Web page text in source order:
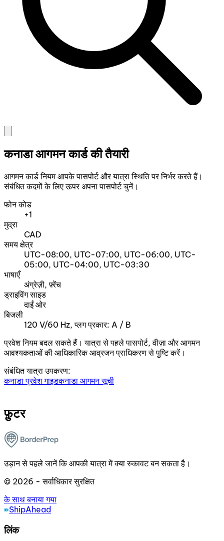
कनाडा आगमन कार्ड की तैयारी
आगमन कार्ड नियम आपके पासपोर्ट और यात्रा स्थिति पर निर्भर करते हैं।
संबंधित कदमों के लिए ऊपर अपना पासपोर्ट चुनें।
फोन कोड
+1
मुद्रा
CAD
समय क्षेत्र
UTC-08:00, UTC-07:00, UTC-06:00, UTC-
05:00, UTC-04:00, UTC-03:30
भाषाएँ
अंग्रेज़ी, फ़्रेंच
ड्राइविंग साइड
दाईं ओर
बिजली
120 V/60 Hz, प्लग प्रकार: A / B
प्रवेश नियम बदल सकते हैं। यात्रा से पहले पासपोर्ट, वीज़ा और आगमन
आवश्यकताओं की आधिकारिक आव्रजन प्राधिकरण से पुष्टि करें।
संबंधित यात्रा उपकरण:
कनाडा प्रवेश गाइडकनाडा आगमन सूची
फ़ुटर
उड़ान से पहले जानें कि आपकी यात्रा में क्या रुकावट बन सकता है।
© 2026 - सर्वाधिकार सुरक्षित
के साथ बनाया गया
ShipAhead
लिंक